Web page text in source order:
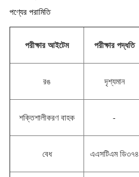
পণ্যের পরামিতি
পরীক্ষার আইটেম পরীক্ষার পদ্ধতি
রঙ দৃশ্যমান
শক্তিশালীকরণ বাহক -
বেধ এএসটিএম ডি৩৭৪